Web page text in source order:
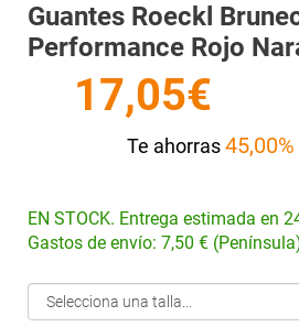
Guantes Roeckl
Performance Rojo
17,05€
Te ahorras45,00%
EN STOCK. Entrega estimada en
Gastos de envío: 7,50 €